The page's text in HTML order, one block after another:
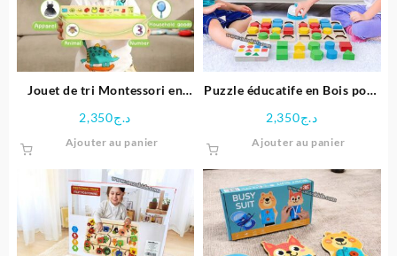
Jouet de tri Montessori en
د.ج2,350
Ajouter au panier
Puzzle éducatife en Bois pour
د.ج2,350
Ajouter au panier